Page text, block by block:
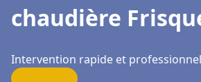
chaudière
Intervention rapide et